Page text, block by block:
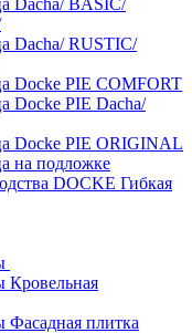
Dacha/ BASIC/
Dacha/ RUSTIC/
Docke PIE COMFORT
Docke PIE Dacha/
Docke PIE ОRIGINАL
на подложке
DOCKE Гибкая
Кровельная
Фасадная плитка